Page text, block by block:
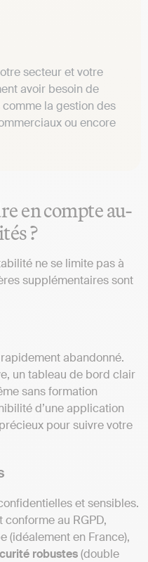
secteur et votre
avoir besoin de
la gestion des
ou encore
en compte au-
?
ne se limite pas à
supplémentaires sont
abandonné.
un tableau de bord clair
sans formation
d’une application
pour suivre votre
et sensibles.
au RGPD,
(idéalement en France),
robustes(double